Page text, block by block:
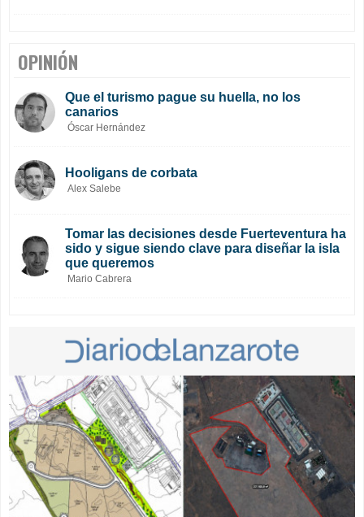
OPINIÓN
Que el turismo pague su huella, no los
canarios
Óscar Hernández
Hooligans de corbata
Alex Salebe
Tomar las decisiones desde Fuerteventura ha
sido y sigue siendo clave para diseñar la isla
que queremos
Mario Cabrera